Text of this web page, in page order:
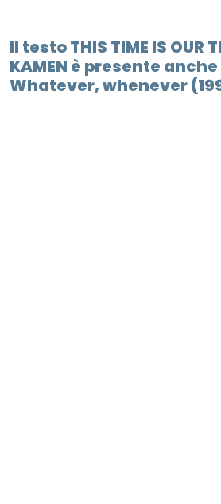
Il testo THIS TIME IS OUR
KAMEN è presente
Whatever, whenever